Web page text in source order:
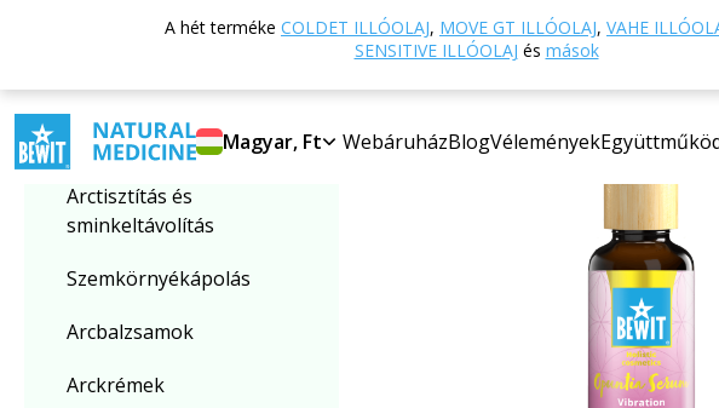
A hét terméke COLDET ILLÓOLAJ, MOVE GT ILLÓOLAJ, VAHE
SENSITIVE ILLÓOLAJ és mások
Magyar, Ft WebáruházBlogVélemények
Lifting szérumok
Arctisztítás és
sminkeltávolítás
Szemkörnyékápolás
Arcbalzsamok
Arckrémek
Vissza a főoldalra Webáruház